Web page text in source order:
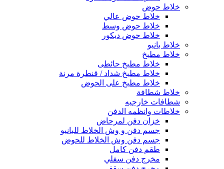
خلاط حوض
خلاط حوض عالي
خلاط حوض وسط
خلاط حوض ديكور
خلاط بانيو
خلاط مطبخ
خلاط مطبخ حائطى
خلاط مطبخ شداد / قنطرة مرنة
خلاط مطبخ على الحوض
خلاط شطافة
شطافات خارجيه
خلاطات وانظمه الدفن
خزان دفن لمرحاض
جسم دفن و وش الخلاط للبانيو
جسم دفن وش الخلاط للحوض
طقم دفن كامل
مخرج دفن سفلي